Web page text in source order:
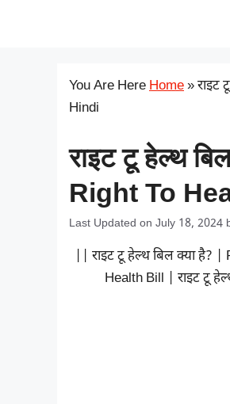
You Are HereHome»राइट
Hindi
राइट टू हेल्थ
Right To
Last Updated on July 18, 2024
|| राइट टू हेल्थ बिल क्या
Health Bill | राइट टू